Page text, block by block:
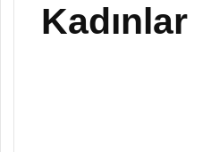
Kadınlar